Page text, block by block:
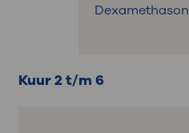
Dexamethason
Kuur 2 t/m 6